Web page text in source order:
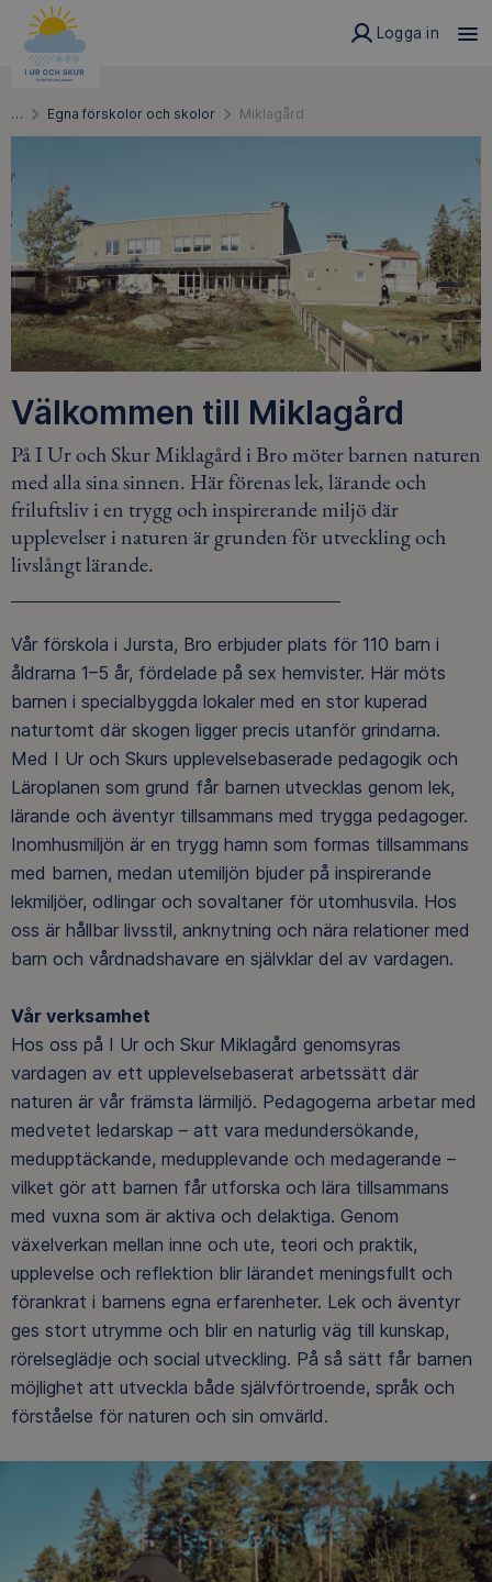
Logga in
… Egna förskolor och skolor Miklagård
Välkommen till Miklagård
På I Ur och Skur Miklagård i Bro möter barnen naturen
med alla sina sinnen. Här förenas lek, lärande och
friluftsliv i en trygg och inspirerande miljö där
upplevelser i naturen är grunden för utveckling och
livslångt lärande.
Vår förskola i Jursta, Bro erbjuder plats för 110 barn i
åldrarna 1–5 år, fördelade på sex hemvister. Här möts
barnen i specialbyggda lokaler med en stor kuperad
naturtomt där skogen ligger precis utanför grindarna.
Med I Ur och Skurs upplevelsebaserade pedagogik och
Läroplanen som grund får barnen utvecklas genom lek,
lärande och äventyr tillsammans med trygga pedagoger.
Inomhusmiljön är en trygg hamn som formas tillsammans
med barnen, medan utemiljön bjuder på inspirerande
lekmiljöer, odlingar och sovaltaner för utomhusvila. Hos
oss är hållbar livsstil, anknytning och nära relationer med
barn och vårdnadshavare en självklar del av vardagen.
Vår verksamhet
Hos oss på I Ur och Skur Miklagård genomsyras
vardagen av ett upplevelsebaserat arbetssätt där
naturen är vår främsta lärmiljö. Pedagogerna arbetar med
medvetet ledarskap – att vara medundersökande,
medupptäckande, medupplevande och medagerande –
vilket gör att barnen får utforska och lära tillsammans
med vuxna som är aktiva och delaktiga. Genom
växelverkan mellan inne och ute, teori och praktik,
upplevelse och reflektion blir lärandet meningsfullt och
förankrat i barnens egna erfarenheter. Lek och äventyr
ges stort utrymme och blir en naturlig väg till kunskap,
rörelseglädje och social utveckling. På så sätt får barnen
möjlighet att utveckla både självförtroende, språk och
förståelse för naturen och sin omvärld.